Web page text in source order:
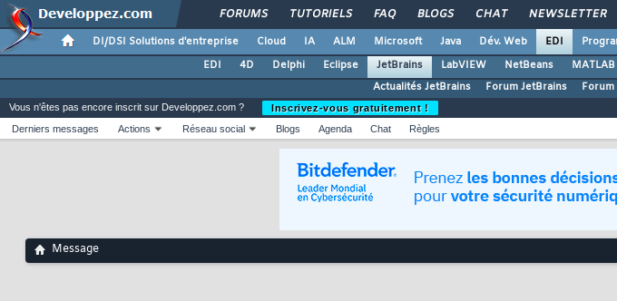
FORUMS TUTORIELS FAQ BLOGS CHAT NEWSLETTER
DI/DSI Solutions d'entreprise Cloud IA ALM Microsoft Java Dév. Web EDI
EDI
4D Delphi Eclipse JetBrains LabVIEW NetBeans MATLAB
Actualités JetBrains
Forum JetBrains Forum
Vous n'êtes pas encore inscrit sur Developpez.com ?
Inscrivez-vous gratuitement !
Derniers messages
Actions Réseau social Blogs Agenda Chat Règles
Message